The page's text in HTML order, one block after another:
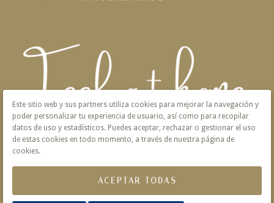
Privacidad Política de Cookies
Este sitio web y sus partners utiliza cookies para mejorar la navegación y
poder personalizar tu experiencia de usuario, así como para recopilar
datos de uso y estadísticos. Puedes aceptar, rechazar o gestionar el uso
de estas cookies en todo momento, a través de nuestra página de
cookies.
ACEPTAR TODAS